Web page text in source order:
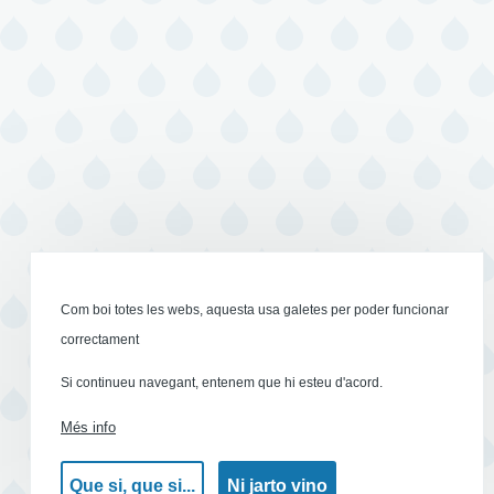
Com boi totes les webs, aquesta usa galetes per poder funcionar
correctament
Si continueu navegant, entenem que hi esteu d'acord.
Més info
Que si, que si... Ni jarto vino